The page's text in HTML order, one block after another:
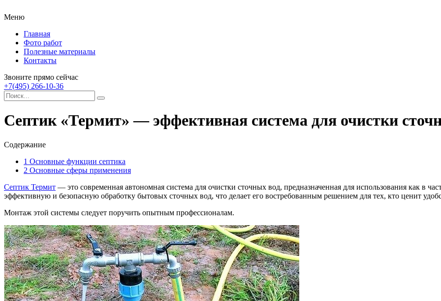
Меню
Главная
Фото работ
Полезные материалы
Контакты
Звоните прямо сейчас
+7(495) 266-10-36
Септик «Термит» — эффективная система для очистки
Содержание
1 Основные функции септика
2 Основные сферы применения
Септик Термит — это современная автономная система для очистки сточных вод, предназначенная для использования как в
эффективную и безопасную обработку бытовых сточных вод, что делает его востребованным решением для тех, кто ценит
Монтаж этой системы следует поручить опытным профессионалам.